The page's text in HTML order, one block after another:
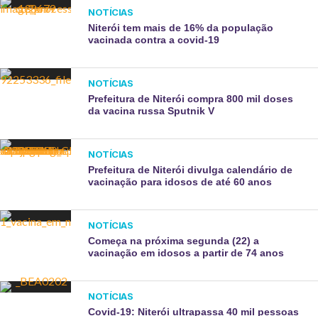
NOTÍCIAS
Niterói tem mais de 16% da população
vacinada contra a covid-19
NOTÍCIAS
Prefeitura de Niterói compra 800 mil doses
da vacina russa Sputnik V
NOTÍCIAS
Prefeitura de Niterói divulga calendário de
vacinação para idosos de até 60 anos
NOTÍCIAS
Começa na próxima segunda (22) a
vacinação em idosos a partir de 74 anos
NOTÍCIAS
Covid-19: Niterói ultrapassa 40 mil pessoas